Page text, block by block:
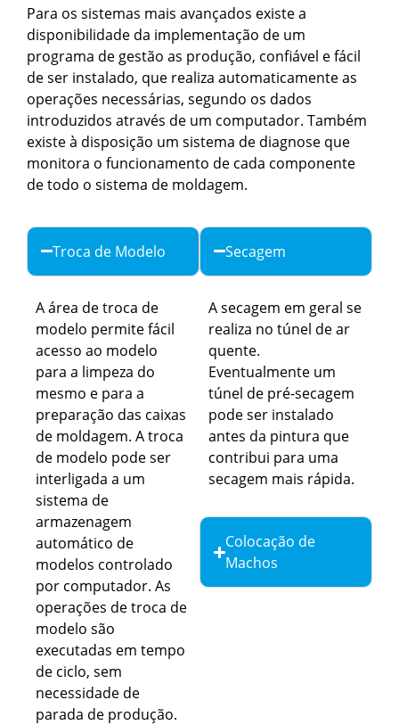
Para os sistemas mais avançados existe a
disponibilidade da implementação de um
programa de gestão as produção, confiável e fácil
de ser instalado, que realiza automaticamente as
operações necessárias, segundo os dados
introduzidos através de um computador. Também
existe à disposição um sistema de diagnose que
monitora o funcionamento de cada componente
de todo o sistema de moldagem.
Troca de Modelo
A área de troca de
modelo permite fácil
acesso ao modelo
para a limpeza do
mesmo e para a
preparação das caixas
de moldagem. A troca
de modelo pode ser
interligada a um
sistema de
armazenagem
automático de
modelos controlado
por computador. As
operações de troca de
modelo são
executadas em tempo
de ciclo, sem
necessidade de
parada de produção.
Secagem
A secagem em geral se
realiza no túnel de ar
quente.
Eventualmente um
túnel de pré-secagem
pode ser instalado
antes da pintura que
contribui para uma
secagem mais rápida.
Colocação de
Machos